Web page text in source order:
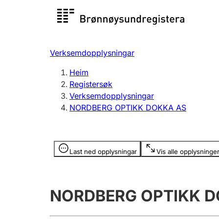
Registersøk
Registrere, endre, slette
Verksemdopplysningar
Heim
Registersøk
Verksemdopplysningar
NORDBERG OPTIKK DOKKA AS
Last ned opplysningar Vis alle opplysninger
Opplysninger er skjult
NORDBERG OPTIKK